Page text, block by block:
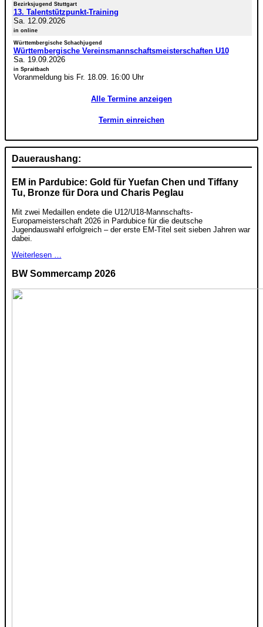
Bezirksjugend Stuttgart
13. Talentstützpunkt-Training
Sa. 12.09.2026
in online
Württembergische Schachjugend
Württembergische Vereinsmannschaftsmeisterschaften U10
Sa. 19.09.2026
in Spraitbach
Voranmeldung bis Fr. 18.09. 16:00 Uhr
Alle Termine anzeigen
Termin einreichen
Daueraushang:
EM in Pardubice: Gold für Yuefan Chen und Tiffany
Tu, Bronze für Dora und Charis Peglau
Mit zwei Medaillen endete die U12/U18-Mannschafts-
Europameisterschaft 2026 in Pardubice für die deutsche
Jugendauswahl erfolgreich – der erste EM-Titel seit sieben Jahren war
dabei.
Weiterlesen …
BW Sommercamp 2026